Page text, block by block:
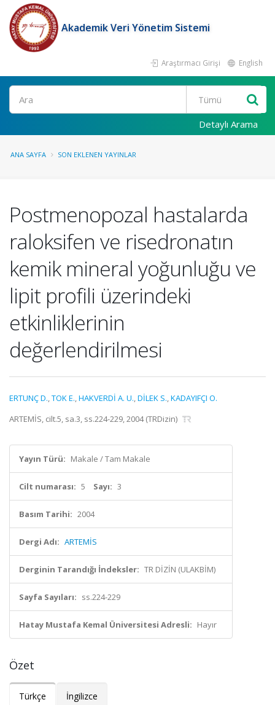
Akademik Veri Yönetim Sistemi
Araştırmacı Girişi English
Ara
Detaylı Arama
ANA SAYFA SON EKLENEN YAYINLAR
Postmenopozal hastalarda
raloksifen ve risedronatın
kemik mineral yoğunluğu ve
lipit profili üzerindeki
etkinliklerinin
değerlendirilmesi
ERTUNÇ D.,TOK E.,HAKVERDİ A. U.,DİLEK S.,KADAYIFÇI O.
ARTEMİS, cilt.5, sa.3, ss.224-229, 2004 (TRDizin)
Yayın Türü: Makale / Tam Makale
Cilt numarası: 5 Sayı: 3
Basım Tarihi: 2004
Dergi Adı: ARTEMİS
Derginin Tarandığı İndeksler: TR DİZİN (ULAKBİM)
Sayfa Sayıları: ss.224-229
Hatay Mustafa Kemal Üniversitesi Adresli: Hayır
Özet
Türkçe İngilizce